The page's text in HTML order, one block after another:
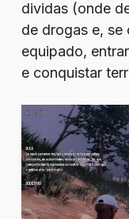
dividas (onde
de drogas e, se
equipado,
e conquistar